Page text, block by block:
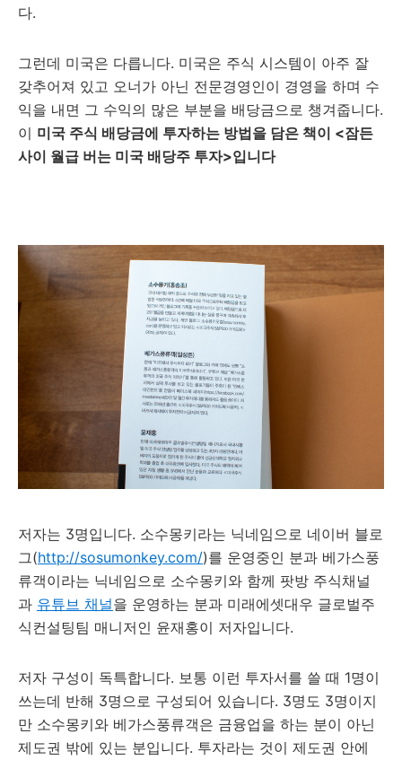
다.
그런데 미국은 다릅니다. 미국은 주식 시스템이 아주 잘
갖추어져 있고 오너가 아닌 전문경영인이 경영을 하며 수
익을 내면 그 수익의 많은 부분을 배당금으로 챙겨줍니다.
이 미국 주식 배당금에 투자하는 방법을 담은 책이 <잠든
사이 월급 버는 미국 배당주 투자>입니다
저자는 3명입니다. 소수몽키라는 닉네임으로 네이버 블로
그(http://sosumonkey.com/)를 운영중인 분과 베가스풍
류객이라는 닉네임으로 소수몽키와 함께 팟방 주식채널
과 유튜브 채널을 운영하는 분과 미래에셋대우 글로벌주
식컨설팅팀 매니저인 윤재홍이 저자입니다.
저자 구성이 독특합니다. 보통 이런 투자서를 쓸 때 1명이
쓰는데 반해 3명으로 구성되어 있습니다. 3명도 3명이지
만 소수몽키와 베가스풍류객은 금융업을 하는 분이 아닌
제도권 밖에 있는 분입니다. 투자라는 것이 제도권 안에